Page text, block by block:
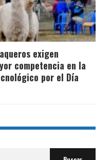
exigen
competencia en la
por el Día